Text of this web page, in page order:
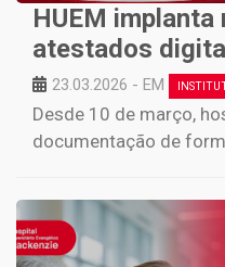
HUEM
atestados
23.03.2026 - EM
Desde 10 de março,
documentação de